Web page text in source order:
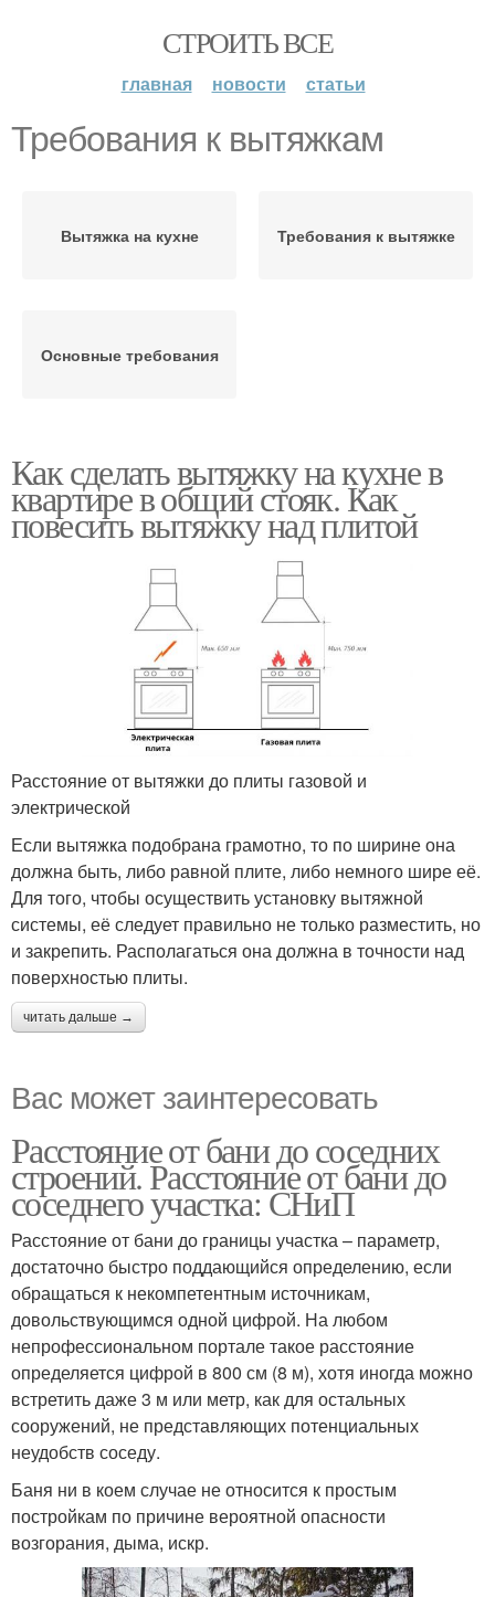
СТРОИТЬ ВСЕ
главная новости статьи
Требования к вытяжкам
Вытяжка на кухне Требования к вытяжке
Основные требования
Как сделать вытяжку на кухне в
квартире в общий стояк. Как
повесить вытяжку над плитой
Расстояние от вытяжки до плиты газовой и
электрической
Если вытяжка подобрана грамотно, то по ширине она
должна быть, либо равной плите, либо немного шире её.
Для того, чтобы осуществить установку вытяжной
системы, её следует правильно не только разместить, но
и закрепить. Располагаться она должна в точности над
поверхностью плиты.
читать дальше →
Вас может заинтересовать
Расстояние от бани до соседних
строений. Расстояние от бани до
соседнего участка: СНиП
Расстояние от бани до границы участка – параметр,
достаточно быстро поддающийся определению, если
обращаться к некомпетентным источникам,
довольствующимся одной цифрой. На любом
непрофессиональном портале такое расстояние
определяется цифрой в 800 см (8 м), хотя иногда можно
встретить даже 3 м или метр, как для остальных
сооружений, не представляющих потенциальных
неудобств соседу.
Баня ни в коем случае не относится к простым
постройкам по причине вероятной опасности
возгорания, дыма, искр.